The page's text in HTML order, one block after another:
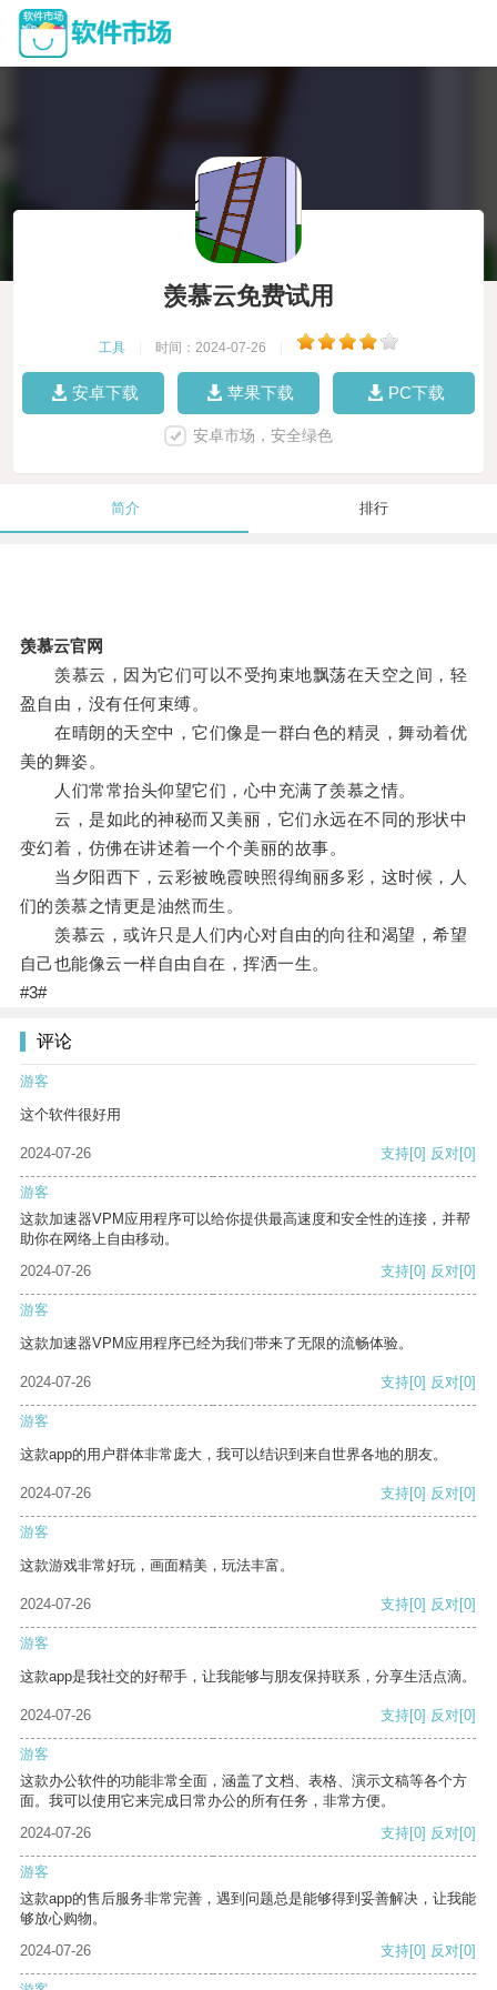
羡慕云免费试用
工具 时间：2024-07-26
安卓下载 苹果下载 PC下载
安卓市场，安全绿色
简介 排行
羡慕云官网
羡慕云，因为它们可以不受拘束地飘荡在天空之间，轻
盈自由，没有任何束缚。
在晴朗的天空中，它们像是一群白色的精灵，舞动着优
美的舞姿。
人们常常抬头仰望它们，心中充满了羡慕之情。
云，是如此的神秘而又美丽，它们永远在不同的形状中
变幻着，仿佛在讲述着一个个美丽的故事。
当夕阳西下，云彩被晚霞映照得绚丽多彩，这时候，人
们的羡慕之情更是油然而生。
羡慕云，或许只是人们内心对自由的向往和渴望，希望
自己也能像云一样自由自在，挥洒一生。
#3#
评论
游客
这个软件很好用
2024-07-26 支持[0] 反对[0]
游客
这款加速器VPM应用程序可以给你提供最高速度和安全性的连接，并帮
助你在网络上自由移动。
2024-07-26
支持[0] 反对[0]
游客
这款加速器VPM应用程序已经为我们带来了无限的流畅体验。
2024-07-26 支持[0] 反对[0]
游客
这款app的用户群体非常庞大，我可以结识到来自世界各地的朋友。
2024-07-26 支持[0] 反对[0]
游客
这款游戏非常好玩，画面精美，玩法丰富。
2024-07-26 支持[0] 反对[0]
游客
这款app是我社交的好帮手，让我能够与朋友保持联系，分享生活点滴。
2024-07-26 支持[0] 反对[0]
游客
这款办公软件的功能非常全面，涵盖了文档、表格、演示文稿等各个方
面。我可以使用它来完成日常办公的所有任务，非常方便。
2024-07-26
支持[0] 反对[0]
游客
这款app的售后服务非常完善，遇到问题总是能够得到妥善解决，让我能
够放心购物。
2024-07-26
支持[0] 反对[0]